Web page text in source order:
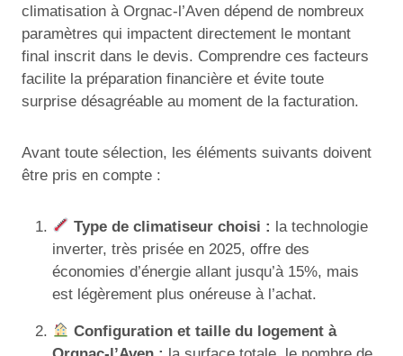
climatisation à Orgnac-l’Aven dépend de nombreux
paramètres qui impactent directement le montant
final inscrit dans le devis. Comprendre ces facteurs
facilite la préparation financière et évite toute
surprise désagréable au moment de la facturation.
Avant toute sélection, les éléments suivants doivent
être pris en compte :
Type de climatiseur choisi : la technologie
inverter, très prisée en 2025, offre des
économies d’énergie allant jusqu’à 15%, mais
est légèrement plus onéreuse à l’achat.
Configuration et taille du logement à